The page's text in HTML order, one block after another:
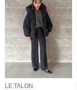
LE TALON